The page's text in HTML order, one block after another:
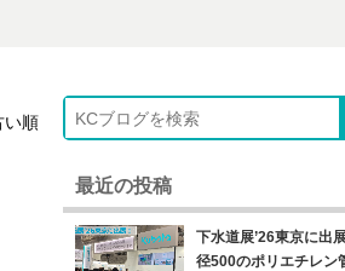
い順
最近の投稿
下水道展’26東京に
径500のポリエチレン